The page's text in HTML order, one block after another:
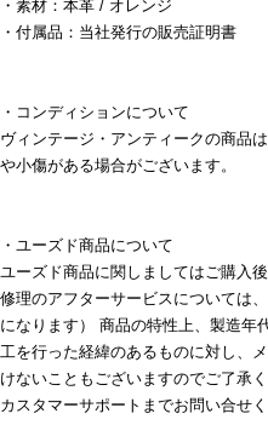
・素材：本革 / オレンジ
・付属品：当社発行の販売証明書
・コンディションについて
ヴィンテージ・アンティークの商品
や小傷がある場合がございます。
・ユーズド商品について
ユーズド商品に関しましてはご購入
修理のアフターサービスについては
になります） 商品の特性上、製造年
工を行った経緯のあるものに対し、
けないこともございますのでご了承
カスタマーサポートまでお問い合せく